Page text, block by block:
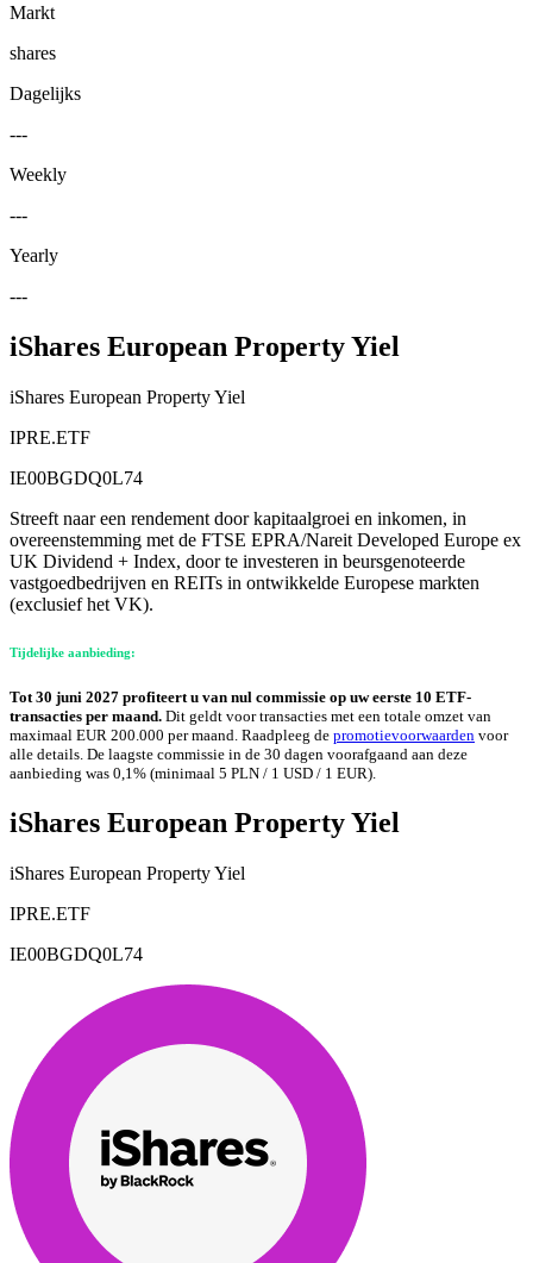
Markt
shares
Dagelijks
---
Weekly
---
Yearly
---
iShares European Property Yiel
iShares European Property Yiel
IPRE.ETF
IE00BGDQ0L74
Streeft naar een rendement door kapitaalgroei en inkomen, in
overeenstemming met de FTSE EPRA/Nareit Developed Europe ex
UK Dividend + Index, door te investeren in beursgenoteerde
vastgoedbedrijven en REITs in ontwikkelde Europese markten
(exclusief het VK).
Tijdelijke aanbieding:
Tot 30 juni 2027 profiteert u van nul commissie op uw eerste 10 ETF-
transacties per maand. Dit geldt voor transacties met een totale omzet van
maximaal EUR 200.000 per maand. Raadpleeg de promotievoorwaarden voor
alle details. De laagste commissie in de 30 dagen voorafgaand aan deze
aanbieding was 0,1% (minimaal 5 PLN / 1 USD / 1 EUR).
iShares European Property Yiel
iShares European Property Yiel
IPRE.ETF
IE00BGDQ0L74